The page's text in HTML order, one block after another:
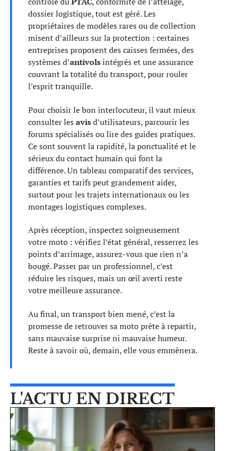
dossier logistique, tout est géré. Les
propriétaires de modèles rares ou de collection
misent d’ailleurs sur la protection : certaines
entreprises proposent des caisses fermées, des
systèmes d’antivolsintégrés et une assurance
couvrant la totalité du transport, pour rouler
l’esprit tranquille.
Pour choisir le bon interlocuteur, il vaut mieux
consulter les avisd’utilisateurs, parcourir les
forums spécialisés ou lire des guides pratiques.
Ce sont souvent la rapidité, la ponctualité et le
sérieux du contact humain qui font la
différence. Un tableau comparatif des services,
garanties et tarifs peut grandement aider,
surtout pour les trajets internationaux ou les
montages logistiques complexes.
Après réception, inspectez soigneusement
votre moto : vérifiez l’état général, resserrez les
points d’arrimage, assurez-vous que rien n’a
bougé. Passer par un professionnel, c’est
réduire les risques, mais un œil averti reste
votre meilleure assurance.
Au final, un transport bien mené, c’est la
promesse de retrouver sa moto prête à repartir,
sans mauvaise surprise ni mauvaise humeur.
Reste à savoir où, demain, elle vous emmènera.
L'ACTU EN DIRECT